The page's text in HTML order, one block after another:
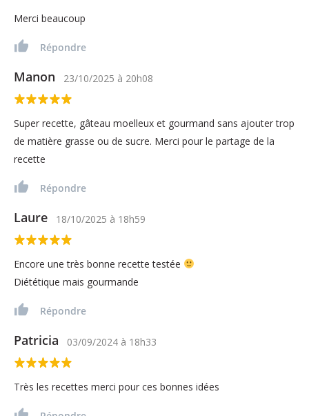
Merci beaucoup
Répondre
Manon 23/10/2025 à 20h08
Super recette, gâteau moelleux et gourmand sans ajouter trop
de matière grasse ou de sucre. Merci pour le partage de la
recette
Répondre
Laure 18/10/2025 à 18h59
Encore une très bonne recette testée
Diététique mais gourmande
Répondre
Patricia 03/09/2024 à 18h33
Très les recettes merci pour ces bonnes idées